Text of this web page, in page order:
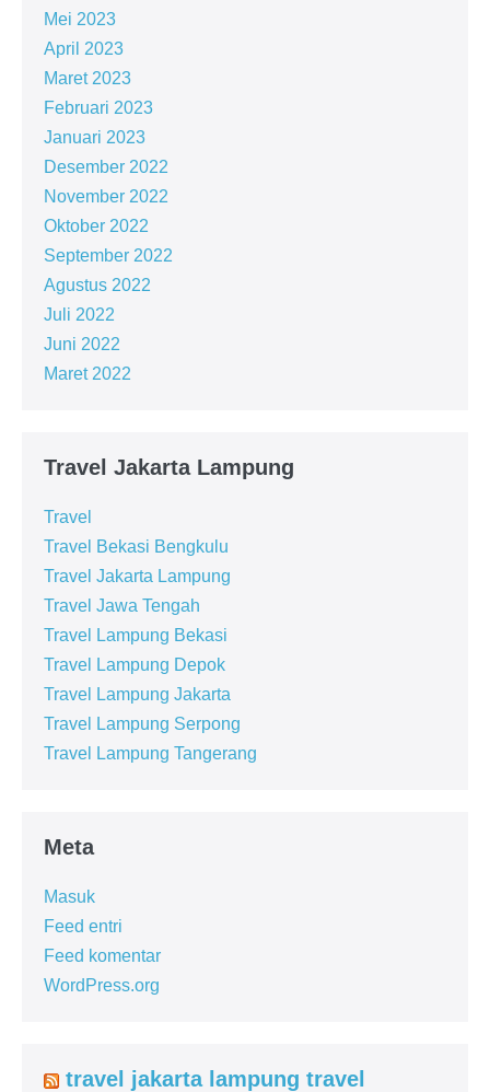
Mei 2023
April 2023
Maret 2023
Februari 2023
Januari 2023
Desember 2022
November 2022
Oktober 2022
September 2022
Agustus 2022
Juli 2022
Juni 2022
Maret 2022
Travel Jakarta Lampung
Travel
Travel Bekasi Bengkulu
Travel Jakarta Lampung
Travel Jawa Tengah
Travel Lampung Bekasi
Travel Lampung Depok
Travel Lampung Jakarta
Travel Lampung Serpong
Travel Lampung Tangerang
Meta
Masuk
Feed entri
Feed komentar
WordPress.org
travel jakarta lampung travel